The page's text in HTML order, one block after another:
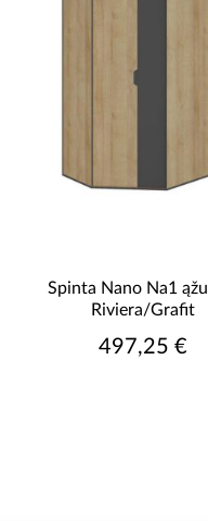
Spinta Nano Na1
Riviera/Grafit
497,25 €